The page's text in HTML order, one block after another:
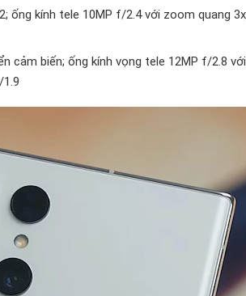
ống kính tele 10MP f/2.4 với zoom quang
cảm biến; ống kính vọng tele 12MP f/2.8